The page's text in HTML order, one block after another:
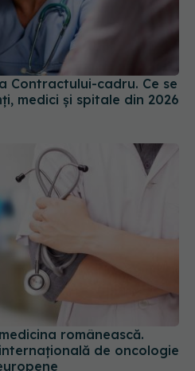
Contractului-cadru. Ce se
medici și spitale din 2026
românească.
de oncologie